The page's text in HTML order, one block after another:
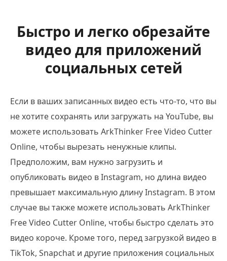
Быстро и легко обрезайте
видео для приложений
социальных сетей
Если в ваших записанных видео есть что-то, что вы
не хотите сохранять или загружать на YouTube, вы
можете использовать ArkThinker Free Video Cutter
Online, чтобы вырезать ненужные клипы.
Предположим, вам нужно загрузить и
опубликовать видео в Instagram, но длина видео
превышает максимальную длину Instagram. В этом
случае вы также можете использовать ArkThinker
Free Video Cutter Online, чтобы быстро сделать это
видео короче. Кроме того, перед загрузкой видео в
TikTok, Snapchat и другие приложения социальных